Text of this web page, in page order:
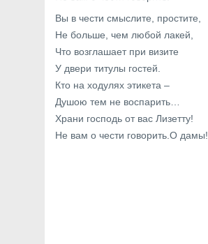
Вы в чести смыслите, простите,
Не больше, чем любой лакей,
Что возглашает при визите
У двери титулы гостей.
Кто на ходулях этикета –
Душою тем не воспарить…
Храни господь от вас Лизетту!
Не вам о чести говорить.О дамы!